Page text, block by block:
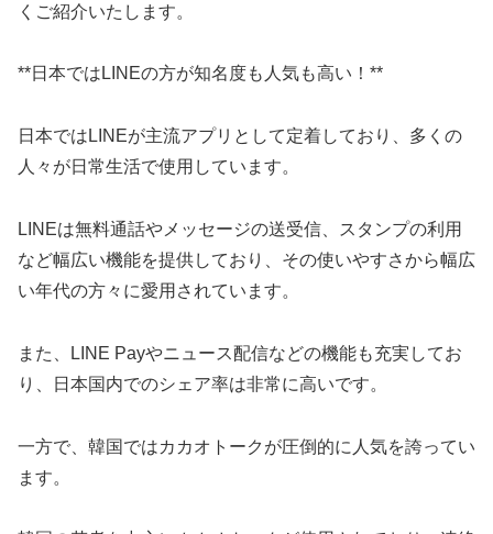
くご紹介いたします。
**日本ではLINEの方が知名度も人気も高い！**
日本ではLINEが主流アプリとして定着しており、多くの
人々が日常生活で使用しています。
LINEは無料通話やメッセージの送受信、スタンプの利用
など幅広い機能を提供しており、その使いやすさから幅広
い年代の方々に愛用されています。
また、LINE Payやニュース配信などの機能も充実してお
り、日本国内でのシェア率は非常に高いです。
一方で、韓国ではカカオトークが圧倒的に人気を誇ってい
ます。